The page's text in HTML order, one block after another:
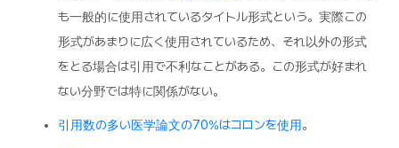
も一般的に使用されているタイトル形式という。実際この
形式があまりに広く使用されているため、それ以外の形式
をとる場合は引用で不利なことがある。この形式が好まれ
ない分野では特に関係がない。
引用数の多い医学論文の70%はコロンを使用。